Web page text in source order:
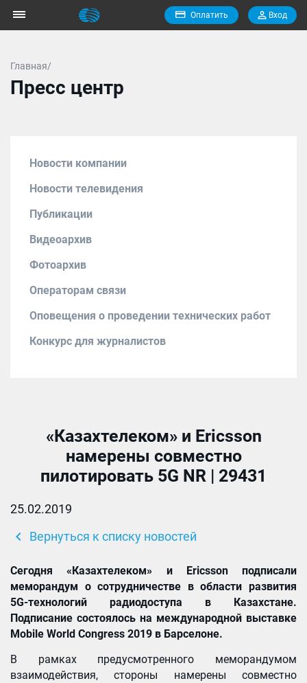
Оплатить Вход
Главная/
Пресс центр
Новости компании
Новости телевидения
Публикации
Видеоархив
Фотоархив
Операторам связи
Оповещения о проведении технических работ
Конкурс для журналистов
«Казахтелеком» и Ericsson
намерены совместно
пилотировать 5G NR | 29431
25.02.2019
chevron_left Вернуться к списку новостей
Сегодня «Казахтелеком» и Ericsson подписали
меморандум о сотрудничестве в области развития
5G-технологий радиодоступа в Казахстане.
Подписание состоялось на международной выставке
Mobile World Congress 2019 в Барселоне.
В рамках предусмотренного меморандумом
взаимодействия, стороны намерены совместно